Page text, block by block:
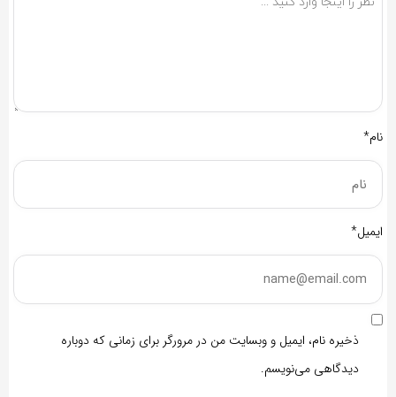
نام*
ایمیل*
ذخیره نام، ایمیل و وبسایت من در مرورگر برای زمانی که دوباره
دیدگاهی می‌نویسم.